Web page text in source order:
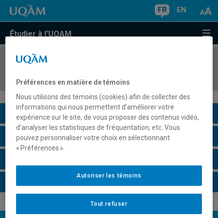
FR EN
Étudier à l'UQAM
COURS//
Description du cours
Horaire - Été 2026
Préférences en matière de témoins
Nous utilisons des témoins (cookies) afin de collecter des
informations qui nous permettent d’améliorer votre
expérience sur le site, de vous proposer des contenus vidéo,
d’analyser les statistiques de fréquentation, etc. Vous
pouvez personnaliser votre choix en sélectionnant
« Préférences ».
Tout refuser
Autoriser les témoins